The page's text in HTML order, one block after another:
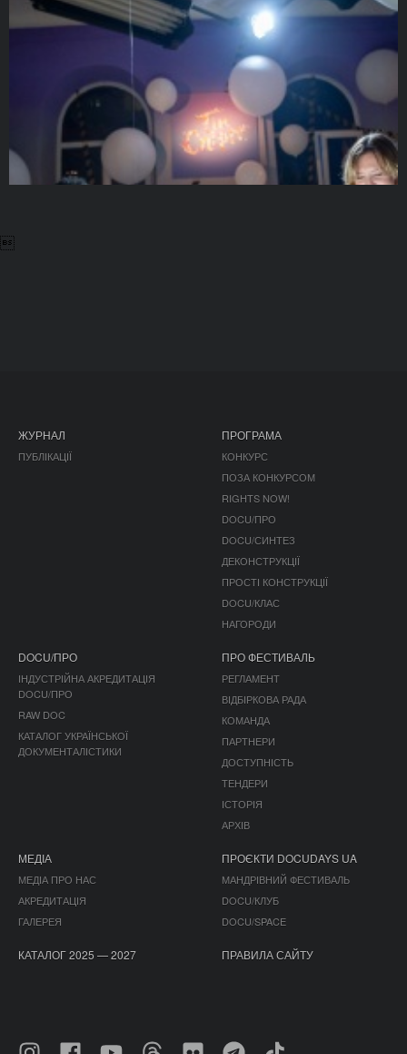

ЖУРНАЛ
ПУБЛІКАЦІЇ
ПРОГРАМА
КОНКУРС
ПОЗА КОНКУРСОМ
RIGHTS NOW!
DOCU/ПРО
DOCU/СИНТЕЗ
ДЕКОНСТРУКЦІЇ
ПРОСТІ КОНСТРУКЦІЇ
DOCU/КЛАС
НАГОРОДИ
DOCU/ПРО
ІНДУСТРІЙНА АКРЕДИТАЦІЯ
DOCU/ПРО
RAW DOC
КАТАЛОГ УКРАЇНСЬКОЇ
ДОКУМЕНТАЛІСТИКИ
ПРО ФЕСТИВАЛЬ
РЕГЛАМЕНТ
ВІДБІРКОВА РАДА
КОМАНДА
ПАРТНЕРИ
ДОСТУПНІСТЬ
ТЕНДЕРИ
ІСТОРІЯ
АРХІВ
МЕДІА
МЕДІА ПРО НАС
АКРЕДИТАЦІЯ
ГАЛЕРЕЯ
ПРОЄКТИ DOCUDAYS UA
МАНДРІВНИЙ ФЕСТИВАЛЬ
DOCU/КЛУБ
DOCU/SPACE
КАТАЛОГ 2025 — 2027 ПРАВИЛА САЙТУ